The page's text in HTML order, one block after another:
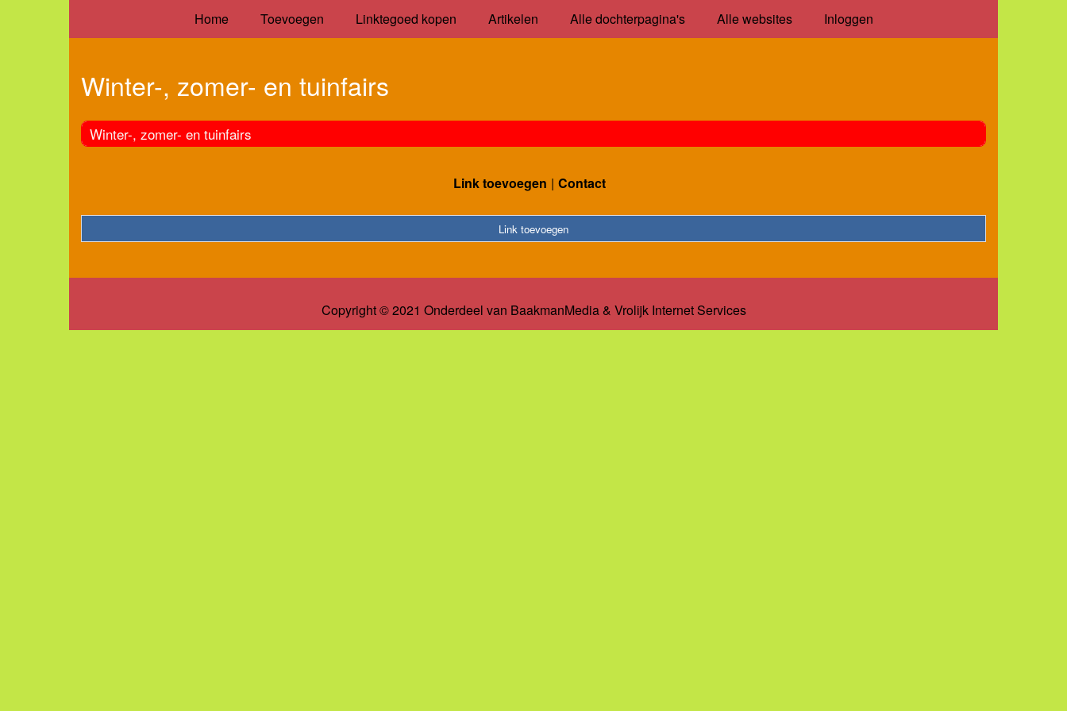
Home Toevoegen Linktegoed kopen Artikelen Alle dochterpagina's Alle websites Inloggen
Winter-, zomer- en tuinfairs
Winter-, zomer- en tuinfairs
Link toevoegen Contact
Link toevoegen
Copyright © 2021 Onderdeel van BaakmanMedia& Vrolijk Internet Services